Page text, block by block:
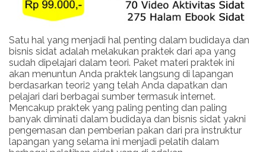
Satu hal yang menjadi hal penting dalam budidaya dan
bisnis sidat adalah melakukan praktek dari apa yang
sudah dipelajari dalam teori. Paket materi praktek ini
akan menuntun Anda praktek langsung di lapangan
berdasarkan teori2 yang telah Anda dapatkan dan
pelajari dari berbagai sumber termasuk internet.
Mencakup praktek yang paling penting dan paling
banyak diminati dalam budidaya dan bisnis sidat yakni
pengemasan dan pemberian pakan dari pra instruktur
lapangan yang selama ini menjadi pelatih dalam